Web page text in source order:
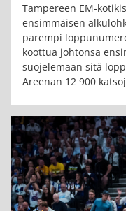
Tampereen EM-
ensimmäisen
parempi
koottua johtonsa
suojelemaan sitä
Areenan 12 900